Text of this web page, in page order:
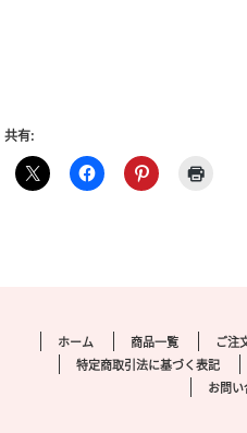
共有:
ホーム 商品一覧 ご注
特定商取引法に基づく表記
お問